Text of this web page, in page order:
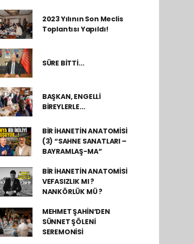
2023 Yılının Son Meclis
Toplantısı Yapıldı!
SÜRE BİTTİ...
BAŞKAN, ENGELLİ
BİREYLERLE...
BİR İHANETİN ANATOMİSİ
(3) “SAHNE SANATLARI –
BAYRAMLAŞ-MA”
BİR İHANETİN ANATOMİSİ
VEFASIZLIK MI ?
NANKÖRLÜK MÜ ?
MEHMET ŞAHİN’DEN
SÜNNET ŞÖLENİ
SEREMONİSİ